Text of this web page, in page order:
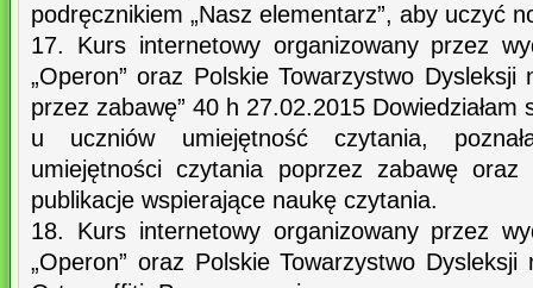
podręcznikiem „Nasz elementarz”, aby uczyć
17. Kurs internetowy organizowany przez
„Operon” oraz Polskie Towarzystwo
przez zabawę” 40 h 27.02.2015 Dowiedziałam
u uczniów umiejętność czytania,
umiejętności czytania poprzez zabawę
publikacje wspierające naukę czytania.
18. Kurs internetowy organizowany przez
„Operon” oraz Polskie Towarzystwo